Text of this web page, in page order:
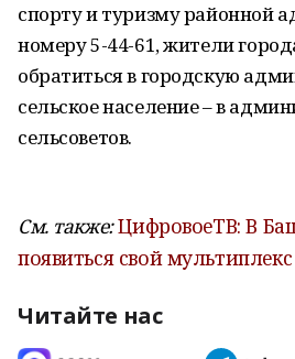
спорту и туризму районной
номеру 5-44-61, жители
обратиться в городскую
сельское население – в
сельсоветов.
См. также:ЦифровоеТВ: В
появиться свой мультиплекс
Читайте нас